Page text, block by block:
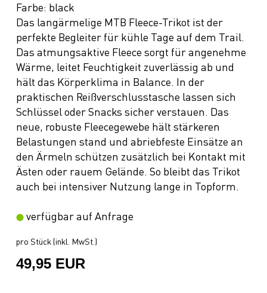
Farbe: black
Das langärmelige MTB Fleece-Trikot ist der
perfekte Begleiter für kühle Tage auf dem Trail.
Das atmungsaktive Fleece sorgt für angenehme
Wärme, leitet Feuchtigkeit zuverlässig ab und
hält das Körperklima in Balance. In der
praktischen Reißverschlusstasche lassen sich
Schlüssel oder Snacks sicher verstauen. Das
neue, robuste Fleecegewebe hält stärkeren
Belastungen stand und abriebfeste Einsätze an
den Ärmeln schützen zusätzlich bei Kontakt mit
Ästen oder rauem Gelände. So bleibt das Trikot
auch bei intensiver Nutzung lange in Topform.
verfügbar auf Anfrage
pro Stück (inkl. MwSt.)
49,95 EUR